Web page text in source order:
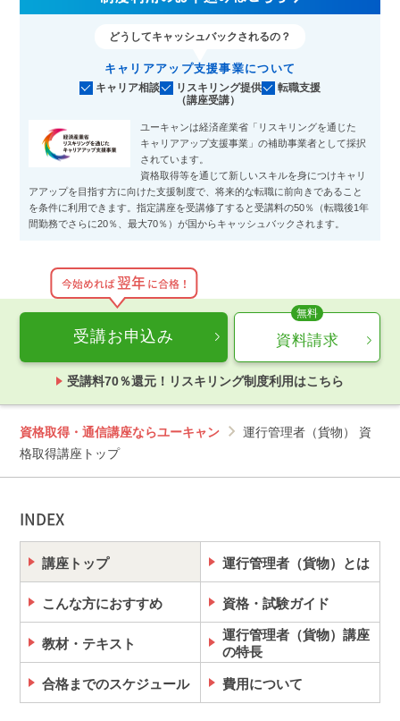
どうしてキャッシュバックされるの？
キャリアアップ支援事業について
キャリア相談
リスキリング提供
（講座受講）
転職支援
ユーキャンは経済産業省「リスキリングを通じた
キャリアアップ支援事業」の補助事業者として採択
されています。
資格取得等を通じて新しいスキルを身につけキャリ
アアップを目指す方に向けた支援制度で、将来的な転職に前向きであること
を条件に利用できます。指定講座を受講修了すると受講料の50％（転職後1年
間勤務でさらに20％、最大70％）が国からキャッシュバックされます。
受講お申込み
今始めれば翌年に合格！
資料請求
受講料70％還元！リスキリング制度利用はこちら
資格取得・通信講座ならユーキャン
運行管理者（貨物） 資
格取得講座トップ
INDEX
講座トップ 運行管理者（貨物）とは
こんな方におすすめ 資格・試験ガイド
教材・テキスト
運行管理者（貨物）講座
の特長
合格までのスケジュール 費用について